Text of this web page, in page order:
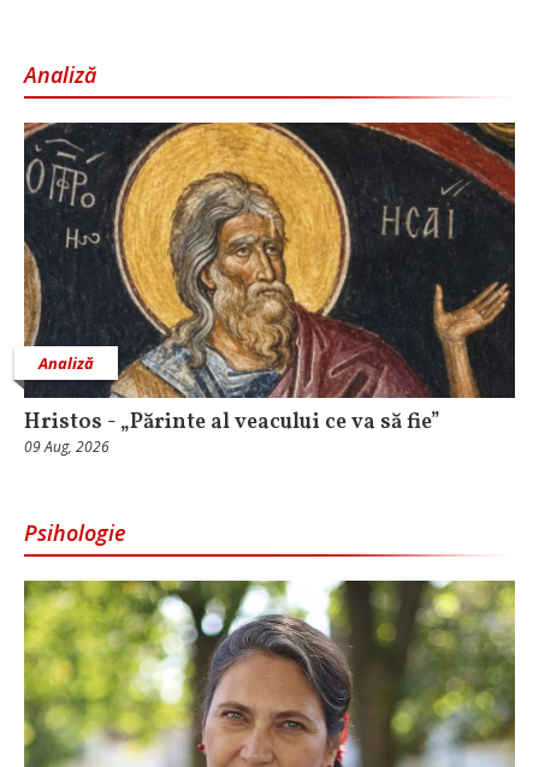
Analiză
Analiză
Hristos - „Părinte al veacului ce va să fie”
09 Aug, 2026
Psihologie